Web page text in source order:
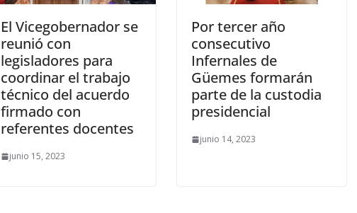
El Vicegobernador se
reunió con
legisladores para
coordinar el trabajo
técnico del acuerdo
firmado con
referentes docentes
junio 15, 2023
Por tercer año
consecutivo
Infernales de
Güemes formarán
parte de la custodia
presidencial
junio 14, 2023